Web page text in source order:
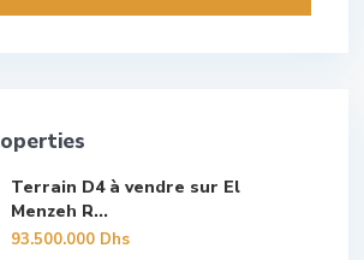
Terrain D4 à vendre sur El
Menzeh R...
93.500.000 Dhs